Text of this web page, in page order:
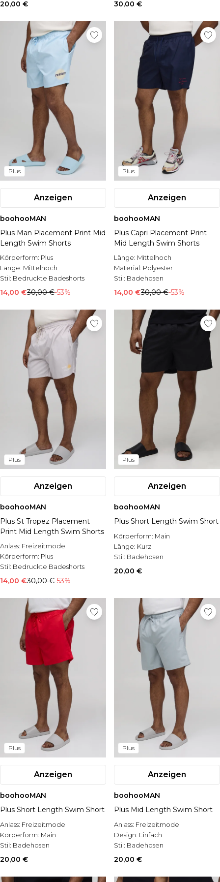
20,00 € 30,00 €
Plus
Anzeigen
boohooMAN
Plus Man Placement Print Mid
Length Swim Shorts
Körperform: Plus
Länge: Mittelhoch
Stil: Bedruckte Badeshorts
14,00 €30,00 €-53%
Plus
Anzeigen
boohooMAN
Plus Capri Placement Print
Mid Length Swim Shorts
Länge: Mittelhoch
Material: Polyester
Stil: Badehosen
14,00 €30,00 €-53%
Plus
Anzeigen
boohooMAN
Plus St Tropez Placement
Print Mid Length Swim Shorts
Anlass: Freizeitmode
Körperform: Plus
Stil: Bedruckte Badeshorts
14,00 €30,00 €-53%
Plus
Anzeigen
boohooMAN
Plus Short Length Swim Short
Körperform: Main
Länge: Kurz
Stil: Badehosen
20,00 €
Plus
Anzeigen
boohooMAN
Plus Short Length Swim Short
Anlass: Freizeitmode
Körperform: Main
Stil: Badehosen
20,00 €
Plus
Anzeigen
boohooMAN
Plus Mid Length Swim Short
Anlass: Freizeitmode
Design: Einfach
Stil: Badehosen
20,00 €